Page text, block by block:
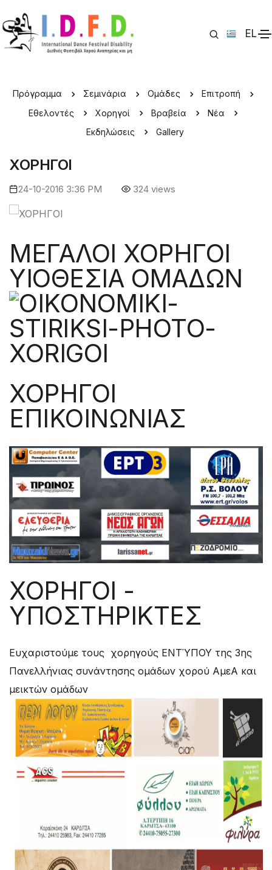
EL
IDFD 2016 > Χορηγοί
Πρόγραμμα Σεμινάρια Ομάδες
Επιτροπή
Εθελοντές
Χορηγοί Βραβεία
Νέα
Εκδηλώσεις
Gallery
ΧΟΡΗΓΟΙ
24-10-2016 3:36 PM 324 views
ΜΕΓΑΛΟΙ ΧΟΡΗΓΟΙ
ΥΙΟΘΕΣΙΑ ΟΜΑΔΩΝ
ΧΟΡΗΓΟΙ
ΕΠΙΚΟΙΝΩΝΙΑΣ
ΧΟΡΗΓΟΙ -
ΥΠΟΣΤΗΡΙΚΤΕΣ
Ευχαριστούμε τους χορηγούς ΕΝΤΎΠΟΥ της 3ης
Πανελλήνιας συνάντησης ομάδων χορού ΑμεΑ και
μεικτών ομάδων